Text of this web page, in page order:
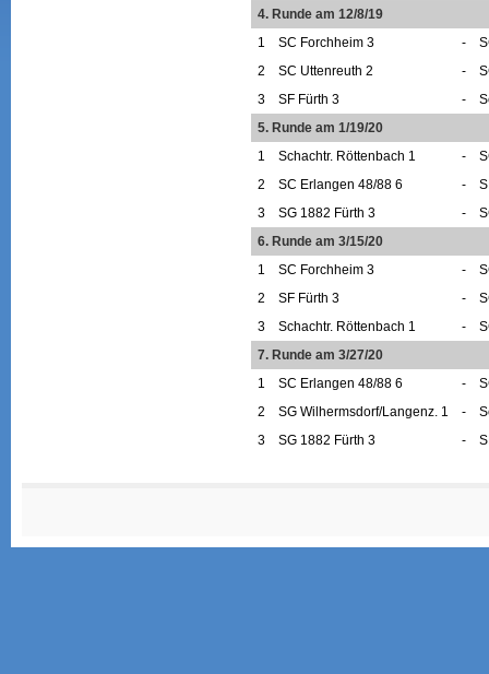
4. Runde am 12/8/19
1
SC Forchheim 3 -
2
SC Uttenreuth 2 -
3
SF Fürth 3 -
5. Runde am 1/19/20
1
Schachtr. Röttenbach 1 -
2
SC Erlangen 48/88 6 -
3
SG 1882 Fürth 3 -
6. Runde am 3/15/20
1
SC Forchheim 3 -
2
SF Fürth 3 -
3
Schachtr. Röttenbach 1 -
7. Runde am 3/27/20
1
SC Erlangen 48/88 6 -
2
SG Wilhermsdorf/Langenz. 1 -
3
SG 1882 Fürth 3 -